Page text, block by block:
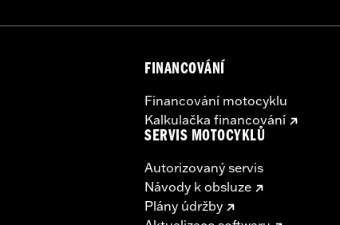
FINANCOVÁNÍ
Financování motocyklu
Kalkulačka financování
SERVIS MOTOCYKLŮ
Autorizovaný servis
Návody k obsluze
Plány údržby